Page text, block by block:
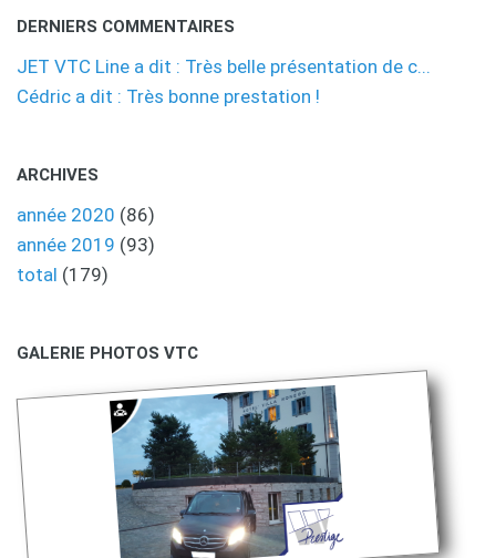
DERNIERS COMMENTAIRES
JET VTC Line a dit : Très belle présentation de c...
Cédric a dit : Très bonne prestation !
ARCHIVES
année 2020 (86)
année 2019 (93)
total (179)
GALERIE PHOTOS VTC